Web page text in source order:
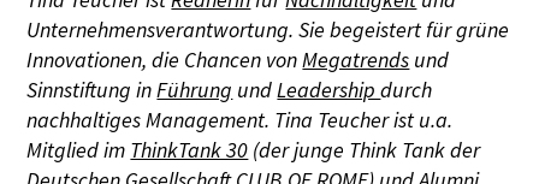
Unternehmensverantwortung. Sie begeistert für grüne
Innovationen, die Chancen vonMegatrends und
Sinnstiftung inFührung undLeadershipdurch
nachhaltiges Management. Tina Teucher ist u.a.
Mitglied im ThinkTank 30 (der junge Think Tank der